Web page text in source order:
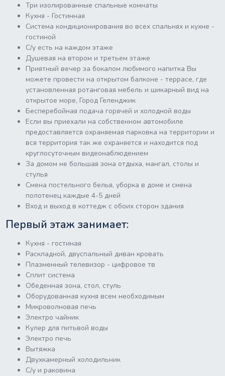
Три изолированные спальные комнаты
Кухня - Гостинная
Система кондиционирования во всех спальнях и кухне -
гостиной
С/у есть на каждом этаже
Душевая на втором и третьем этаже
Приятный вечер за бокалом любимого напитка Вы
можете провести на открытом балконе - террасе, где
установленная ротанговая мебель и шикарный вид на
открытое море, Город Геленджик
Бесперебойная подача горячей и холодной воды
Если вы приехали на собственном автомобиле
предоставляется охраняемая парковка на территории и
вся территория так же охраняется и находится под
круглосуточным видеонаблюдением
За домом не большая зона отдыха, мангал, столы и
стулья
Смена постельного белья, уборка в доме и смена
полотенец каждые 4-5 дней
Вход и выход в коттедж с обоих сторон здания
Первый этаж занимает:
Кухня - гостиная
Раскладной, двуспальный диван кровать
Плазменный телевизор - цифровое тв
Сплит система
Обеденная зона, стол, стуль
Оборудованная кухня всем необходимым
Микроволновая печь
Электро чайник
Кулер для питьвой воды
Электро печь
Вытяжка
Двухкамерный холодильник
С/у и раковина